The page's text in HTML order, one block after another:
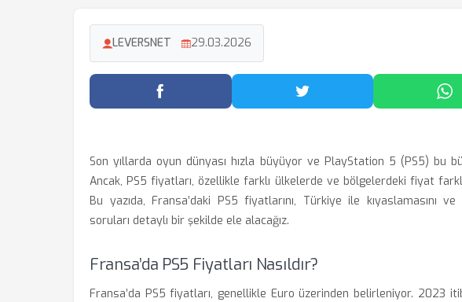
LEVERSNET 29.03.2026
Facebook'ta Paylaş Twitter'da Paylaş
Son yıllarda oyun dünyası hızla büyüyor ve PlayStation 5 (PS5) bu
Ancak, PS5 fiyatları, özellikle farklı ülkelerde ve bölgelerdeki fiyat
Bu yazıda, Fransa’daki PS5 fiyatlarını, Türkiye ile kıyaslamasını
soruları detaylı bir şekilde ele alacağız.
Fransa’da PS5 Fiyatları Nasıldır?
Fransa’da PS5 fiyatları, genellikle Euro üzerinden belirleniyor. 2023